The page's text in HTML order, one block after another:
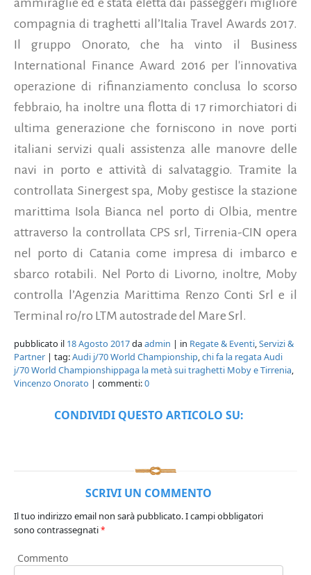
compagnia di traghetti all’Italia Travel Awards 2017.
Il gruppo Onorato, che ha vinto il Business
International Finance Award 2016 per l'innovativa
operazione di rifinanziamento conclusa lo scorso
febbraio, ha inoltre una flotta di 17 rimorchiatori di
ultima generazione che forniscono in nove porti
italiani servizi quali assistenza alle manovre delle
navi in porto e attività di salvataggio. Tramite la
controllata Sinergest spa, Moby gestisce la stazione
marittima Isola Bianca nel porto di Olbia, mentre
attraverso la controllata CPS srl, Tirrenia-CIN opera
nel porto di Catania come impresa di imbarco e
sbarco rotabili. Nel Porto di Livorno, inoltre, Moby
controlla l’Agenzia Marittima Renzo Conti Srl e il
Terminal ro/ro LTM autostrade del Mare Srl.
pubblicato il 18 Agosto 2017daadmin | in Regate & Eventi,Servizi &
Partner | tag:Audi j/70 World Championship,chi fa la regata Audi
j/70 World Championshippaga la metà sui traghetti Moby e Tirrenia,
Vincenzo Onorato | commenti:0
CONDIVIDI QUESTO ARTICOLO SU:
SCRIVI UN COMMENTO
Il tuo indirizzo email non sarà pubblicato.I campi obbligatori
sono contrassegnati*
Commento